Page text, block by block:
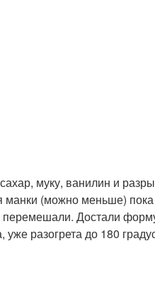
муку, ванилин и
(можно меньше)
Достали
разогрета до 180